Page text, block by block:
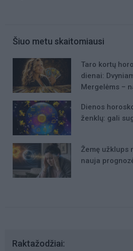
Šiuo metu skaitomiausi
Taro kortų
dienai:
Mergelėms –
Dienos
ženklų: gali
Žemę užklups
nauja
Raktažodžiai